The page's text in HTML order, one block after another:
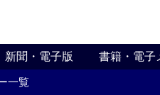
新聞・電子版 書籍・電子
一覧